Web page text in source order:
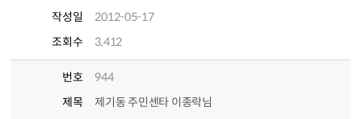
작성일
2012-05-17
조회수
3,412
번호
944
제목
제기동 주민센타 이종락님